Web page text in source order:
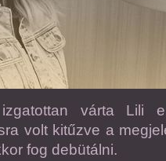
várta Lili
volt kitűzve a
fog debütálni.